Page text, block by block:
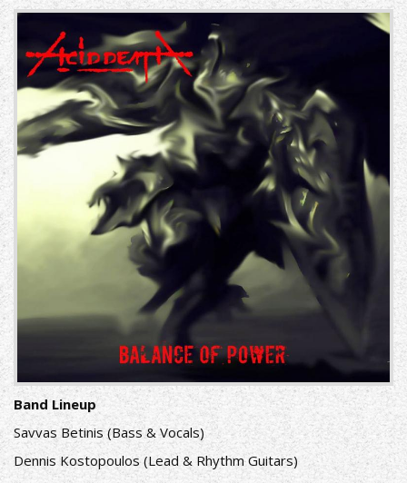
BandLineup
Savvas Betinis (Bass & Vocals)
Dennis Kostopoulos (Lead & Rhythm Guitars)